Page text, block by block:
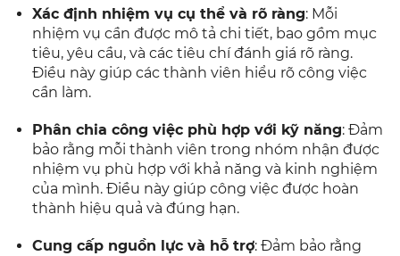
Xác định nhiệm vụ cụ thể và rõ ràng: Mỗi
nhiệm vụ cần được mô tả chi tiết, bao gồm mục
tiêu, yêu cầu, và các tiêu chí đánh giá rõ ràng.
Điều này giúp các thành viên hiểu rõ công việc
cần làm.
Phân chia công việc phù hợp với kỹ năng: Đảm
bảo rằng mỗi thành viên trong nhóm nhận được
nhiệm vụ phù hợp với khả năng và kinh nghiệm
của mình. Điều này giúp công việc được hoàn
thành hiệu quả và đúng hạn.
Cung cấp nguồn lực và hỗ trợ: Đảm bảo rằng